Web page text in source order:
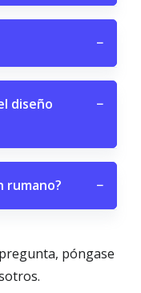
−
diseño
−
rumano? −
póngase